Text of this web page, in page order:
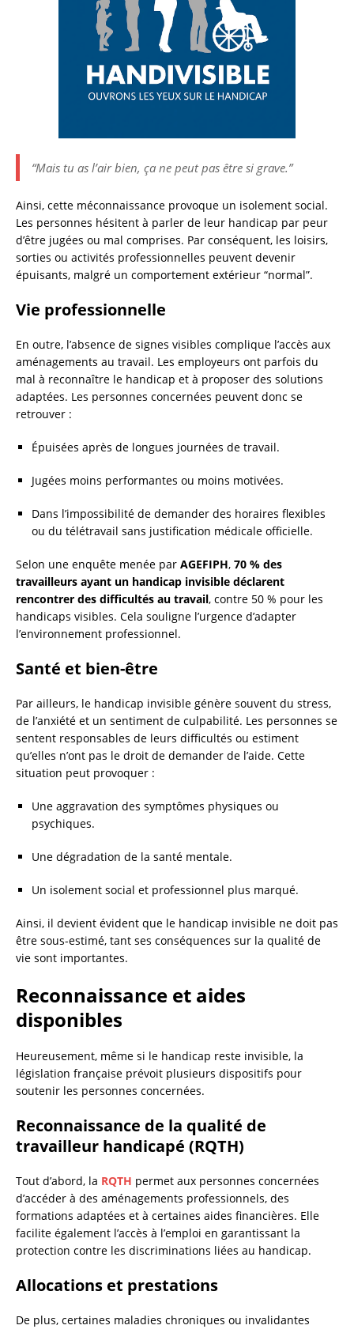
“Mais tu as l’air bien, ça ne peut pas être si grave.”
Ainsi, cette méconnaissance provoque un isolement social.
Les personnes hésitent à parler de leur handicap par peur
d’être jugées ou mal comprises. Par conséquent, les loisirs,
sorties ou activités professionnelles peuvent devenir
épuisants, malgré un comportement extérieur “normal”.
Vie professionnelle
En outre, l’absence de signes visibles complique l’accès aux
aménagements au travail. Les employeurs ont parfois du
mal à reconnaître le handicap et à proposer des solutions
adaptées. Les personnes concernées peuvent donc se
retrouver :
Épuisées après de longues journées de travail.
Jugées moins performantes ou moins motivées.
Dans l’impossibilité de demander des horaires flexibles
ou du télétravail sans justification médicale officielle.
Selon une enquête menée par AGEFIPH, 70 % des
travailleurs ayant un handicap invisible déclarent
rencontrer des difficultés au travail, contre 50 % pour les
handicaps visibles. Cela souligne l’urgence d’adapter
l’environnement professionnel.
Santé et bien-être
Par ailleurs, le handicap invisible génère souvent du stress,
de l’anxiété et un sentiment de culpabilité. Les personnes se
sentent responsables de leurs difficultés ou estiment
qu’elles n’ont pas le droit de demander de l’aide. Cette
situation peut provoquer :
Une aggravation des symptômes physiques ou
psychiques.
Une dégradation de la santé mentale.
Un isolement social et professionnel plus marqué.
Ainsi, il devient évident que le handicap invisible ne doit pas
être sous-estimé, tant ses conséquences sur la qualité de
vie sont importantes.
Reconnaissance et aides
disponibles
Heureusement, même si le handicap reste invisible, la
législation française prévoit plusieurs dispositifs pour
soutenir les personnes concernées.
Reconnaissance de la qualité de
travailleur handicapé (RQTH)
Tout d’abord, la RQTH permet aux personnes concernées
d’accéder à des aménagements professionnels, des
formations adaptées et à certaines aides financières. Elle
facilite également l’accès à l’emploi en garantissant la
protection contre les discriminations liées au handicap.
Allocations et prestations
De plus, certaines maladies chroniques ou invalidantes